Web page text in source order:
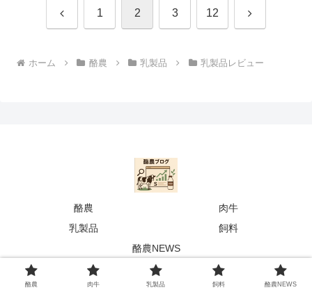
前 1 2 3 12 次
ホーム 酪農 乳製品 乳製品レビュー
酪農
肉牛
乳製品
飼料
酪農NEWS
© 2025 らくする|酪農専門メディア.
酪農 肉牛 乳製品 飼料 酪農NEWS